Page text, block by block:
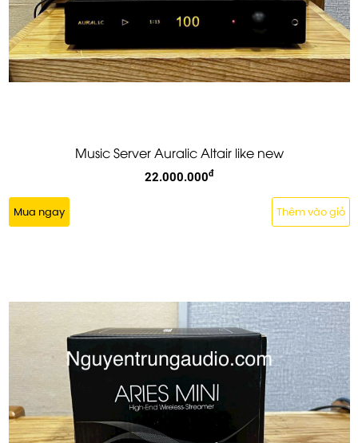
Music Server Auralic Altair like new
22.000.000đ
Mua ngay Thêm vào giỏ